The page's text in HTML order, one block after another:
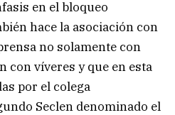
en el bloqueo
hace la asociación con
no solamente con
con víveres y que en esta
por el colega
Seclen denominado el